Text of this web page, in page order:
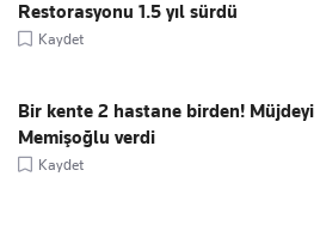
Restorasyonu 1.5 yıl sürdü
Kaydet
Bir kente 2 hastane birden! Müjdeyi
Memişoğlu verdi
Kaydet